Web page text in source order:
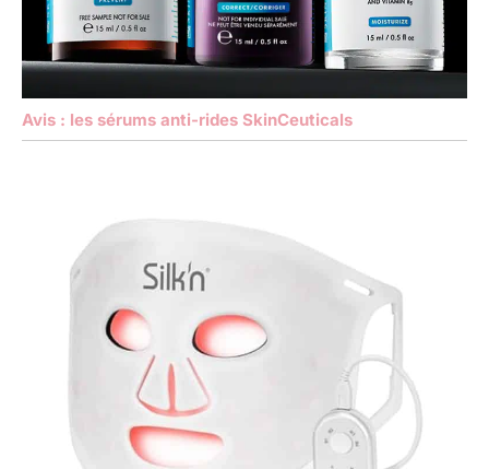
Avis : les sérums anti-rides SkinCeuticals